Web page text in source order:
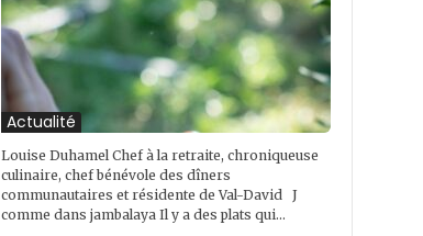
Actualité
Louise Duhamel Chef à la retraite, chroniqueuse
culinaire, chef bénévole des dîners
communautaires et résidente de Val-David J
comme dans jambalaya Il y a des plats qui...